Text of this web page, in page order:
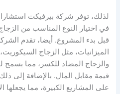
لذلك، توفر شركة بيرفيكت
في اختيار النوع المناسب من
قبل بدء المشروع. أيضا، تقدم
الميزانيات، مثل الزجاج
والزجاج المضاد للكسر، مما يسمح
قيمة مقابل المال. بالإضافة إلى
على المشاريع الكبيرة، مما يجعلها